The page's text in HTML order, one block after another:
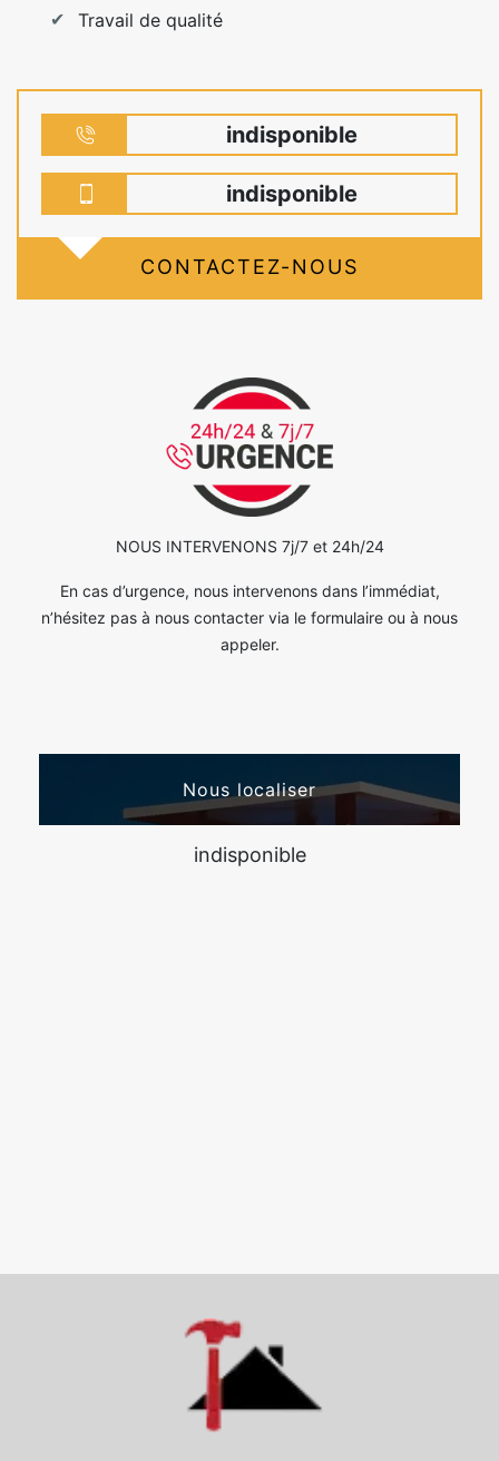
Travail de qualité
indisponible
indisponible
CONTACTEZ-NOUS
NOUS INTERVENONS 7j/7 et 24h/24
En cas d’urgence, nous intervenons dans l’immédiat,
n’hésitez pas à nous contacter via le formulaire ou à nous
appeler.
Nous localiser
indisponible